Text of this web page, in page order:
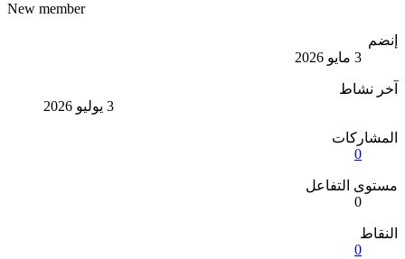
New member
إنضم
3 مايو 2026
آخر نشاط
3 يوليو 2026
المشاركات
0
مستوى التفاعل
0
النقاط
0